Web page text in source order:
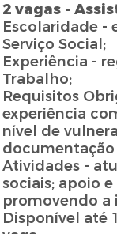
2 vagas -
Escolaridade -
Serviço Social;
Experiência -
Trabalho;
Requisitos
experiência
nível de
Atividades -
sociais; apoio
promovendo a
Disponível até